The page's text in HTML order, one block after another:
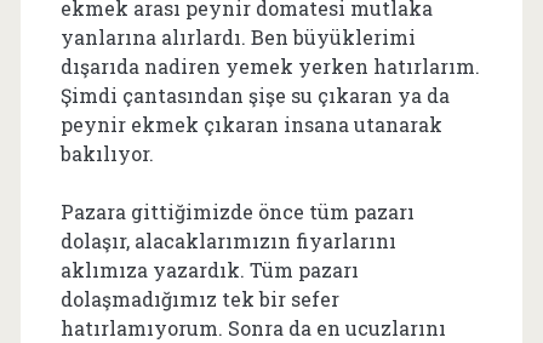
ekmek arası peynir domatesi mutlaka
yanlarına alırlardı. Ben büyüklerimi
dışarıda nadiren yemek yerken hatırlarım.
Şimdi çantasından şişe su çıkaran ya da
peynir ekmek çıkaran insana utanarak
bakılıyor.
Pazara gittiğimizde önce tüm pazarı
dolaşır, alacaklarımızın fiyarlarını
aklımıza yazardık. Tüm pazarı
dolaşmadığımız tek bir sefer
hatırlamıyorum. Sonra da en ucuzlarını